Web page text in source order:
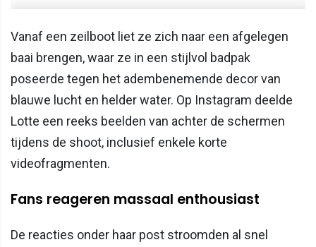
Vanaf een zeilboot liet ze zich naar een afgelegen
baai brengen, waar ze in een stijlvol badpak
poseerde tegen het adembenemende decor van
blauwe lucht en helder water. Op Instagram deelde
Lotte een reeks beelden van achter de schermen
tijdens de shoot, inclusief enkele korte
videofragmenten.
Fans reageren massaal enthousiast
De reacties onder haar post stroomden al snel